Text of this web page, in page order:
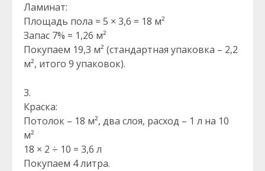
Ламинат:
Площадь пола = 5 × 3,6 = 18 м²
Запас 7% = 1,26 м²
Покупаем 19,3 м² (стандартная упаковка – 2,2
м², итого 9 упаковок).
Краска:
Потолок – 18 м², два слоя, расход – 1 л на 10
м²
18 × 2 ÷ 10 = 3,6 л
Покупаем 4 литра.